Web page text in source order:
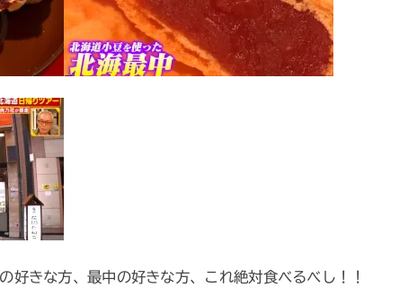
好きな方、最中の好きな方、これ絶対食べるべし！！